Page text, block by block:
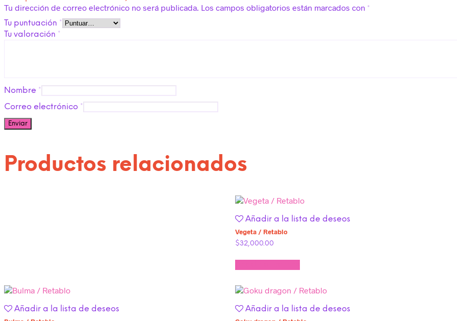
Tu dirección de correo electrónico no será publicada. Los campos obligatorios están marcados con *
Tu puntuación *
Tu valoración *
Nombre *
Correo electrónico *
Productos relacionados
Añadir a la lista de deseos
Vegeta / Retablo
$32,000.00
Añadir a la lista de deseos Añadir a la lista de deseos